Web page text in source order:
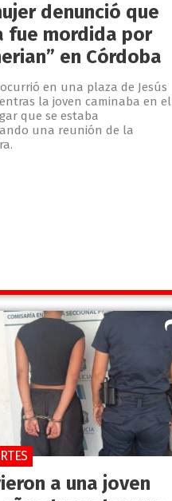
denunció que
fue mordida por
en Córdoba
en una plaza de Jesús
la joven caminaba en el
que se estaba
una reunión de la
a una joven